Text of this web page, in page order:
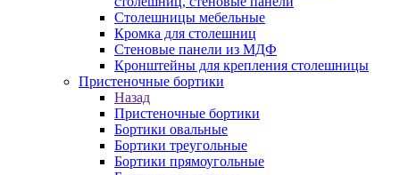
Столешницы мебельные
Кромка для столешниц
Стеновые панели из МДФ
Кронштейны для крепления столешницы
Пристеночные бортики
Назад
Пристеночные бортики
Бортики овальные
Бортики треугольные
Бортики прямоугольные